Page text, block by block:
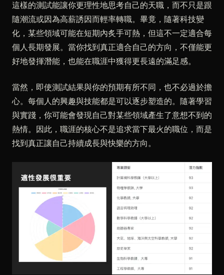
這樣的測試能讓你更理性地思考自己的天職，而不只是跟
隨潮流或因為高薪誘因而輕率轉職。畢竟，隨著科技變
化，某些領域可能在短期內炙手可熱，但這不一定適合每
個人長期發展。當你找到真正適合自己的方向，不僅能更
好地發揮潛能，也能在職涯中獲得更長遠的滿足感。
當然，即使測試結果與你的預期有所不同，也不必過於擔
心。每個人的興趣與技能都是可以逐步塑造的。隨著學習
與實踐，你可能會發現自己對某些領域產生了意想不到的
熱情。因此，職涯的核心不是追求當下最火的職位，而是
找到真正讓自己持續成長與快樂的方向。